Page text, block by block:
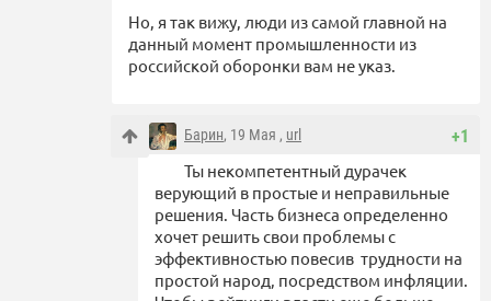
Но, я так вижу, люди из самой главной на
данный момент промышленности из
российской оборонки вам не указ.
+1
Барин, 19 Мая , url
Ты некомпетентный дурачек
верующий в простые и неправильные
решения. Часть бизнеса определенно
хочет решить свои проблемы с
эффективностью повесив трудности на
простой народ, посредством инфляции.